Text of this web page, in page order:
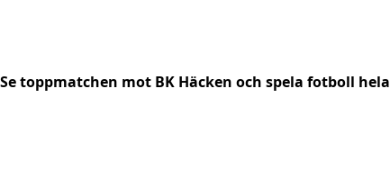
toppmatchen mot BK Häcken och spela fotboll hela